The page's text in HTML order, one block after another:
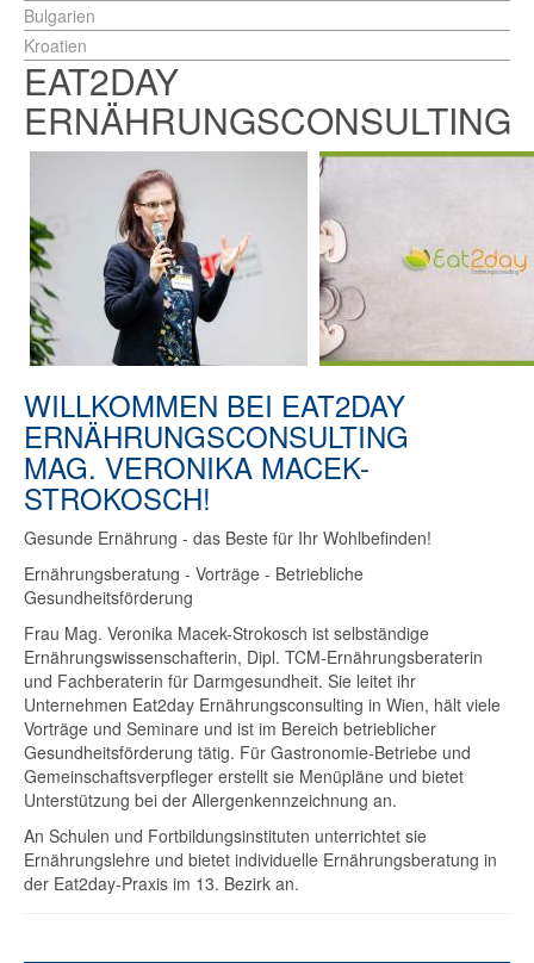
Bulgarien
Kroatien
EAT2DAY
ERNÄHRUNGSCONSULTING
WILLKOMMEN BEI EAT2DAY
ERNÄHRUNGSCONSULTING
MAG. VERONIKA MACEK-
STROKOSCH!
Gesunde Ernährung - das Beste für Ihr Wohlbefinden!
Ernährungsberatung - Vorträge - Betriebliche
Gesundheitsförderung
Frau Mag. Veronika Macek-Strokosch ist selbständige
Ernährungswissenschafterin, Dipl. TCM-Ernährungsberaterin
und Fachberaterin für Darmgesundheit. Sie leitet ihr
Unternehmen Eat2day Ernährungsconsulting in Wien, hält viele
Vorträge und Seminare und ist im Bereich betrieblicher
Gesundheitsförderung tätig. Für Gastronomie-Betriebe und
Gemeinschaftsverpfleger erstellt sie Menüpläne und bietet
Unterstützung bei der Allergenkennzeichnung an.
An Schulen und Fortbildungsinstituten unterrichtet sie
Ernährungslehre und bietet individuelle Ernährungsberatung in
der Eat2day-Praxis im 13. Bezirk an.